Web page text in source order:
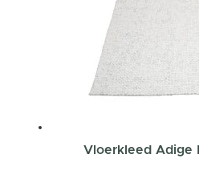
Vloerkleed Adige